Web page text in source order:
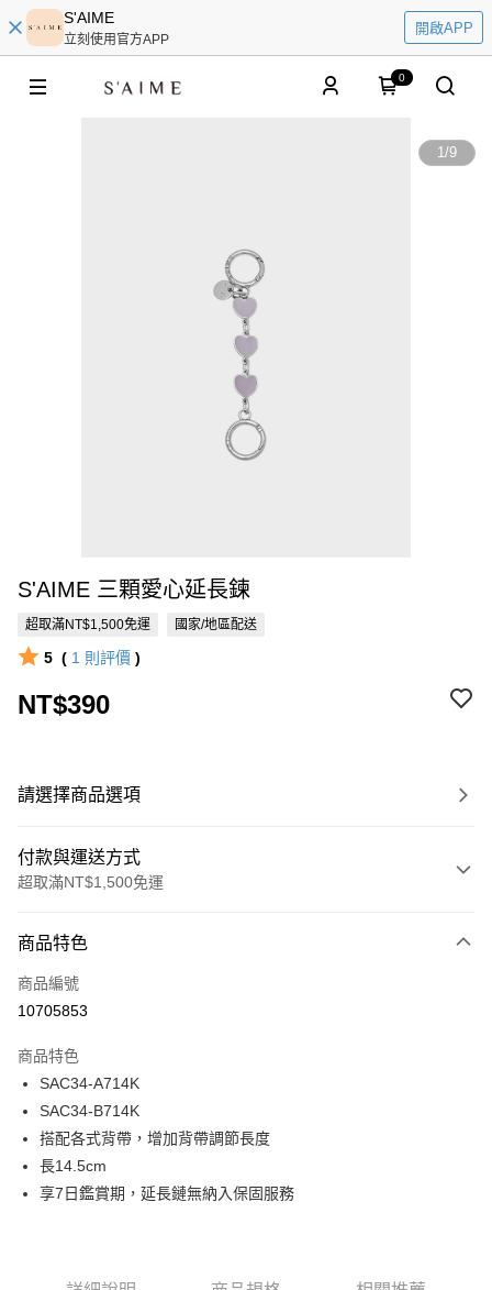
S'AIME
立刻使用官方APP
開啟APP
0
1/9
S'AIME 三顆愛心延長鍊
超取滿NT$1,500免運 國家/地區配送
5 ( 1 則評價 )
NT$390
請選擇商品選項
付款與運送方式
超取滿NT$1,500免運
信用卡一次付款
超商取貨付款
Apple Pay
街口支付
悠遊付
Google Pay
商品特色
商品編號
10705853
商品特色
SAC34-A714K
SAC34-B714K
搭配各式背帶，增加背帶調節長度
長14.5cm
享7日鑑賞期，延長鏈無納入保固服務